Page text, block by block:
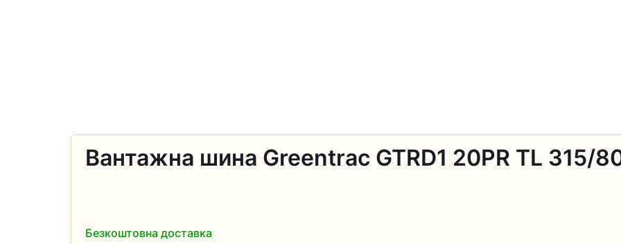
Вантажна шина Greentrac GTRD1 20PR TL 315/
Безкоштовна доставка